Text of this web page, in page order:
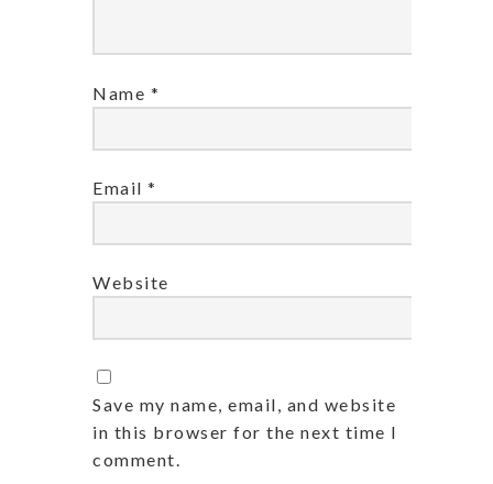
Name *
Email *
Website
Save my name, email, and website
in this browser for the next time I
comment.